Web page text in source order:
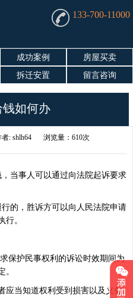
133-700-11000
成功案例
房屋买卖
拆迁安置
留言咨询
如何办
者: shlh64 浏览量：610次
当事人可以通过向法院起诉要求
的，胜诉方可以向人民法院申请
行。
保护民事权利的诉讼时效期间为
。
应当知道权利受到损害以及义务